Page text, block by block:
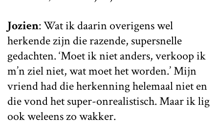
Jozien: Wat ik daarin overigens wel
herkende zijn die razende, supersnelle
gedachten. ‘Moet ik niet anders, verkoop ik
m’n ziel niet, wat moet het worden.’ Mijn
vriend had die herkenning helemaal niet en
die vond het super-onrealistisch. Maar ik lig
ook weleens zo wakker.